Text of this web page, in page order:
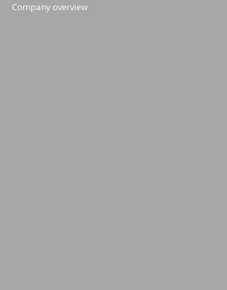
Company overview